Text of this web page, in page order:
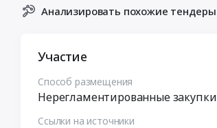
Анализировать похожие тендеры
Участие
Способ размещения
Нерегламентированные закупки
Ссылки на источники